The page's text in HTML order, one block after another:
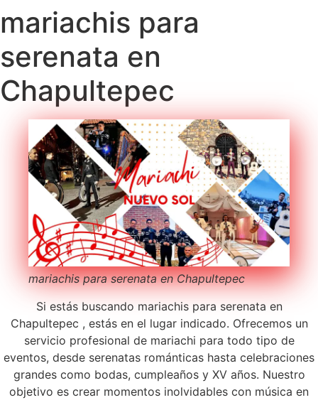
mariachis para
serenata en
Chapultepec
mariachis para serenata en Chapultepec
Si estás buscando mariachis para serenata en
Chapultepec , estás en el lugar indicado. Ofrecemos un
servicio profesional de mariachi para todo tipo de
eventos, desde serenatas románticas hasta celebraciones
grandes como bodas, cumpleaños y XV años. Nuestro
objetivo es crear momentos inolvidables con música en